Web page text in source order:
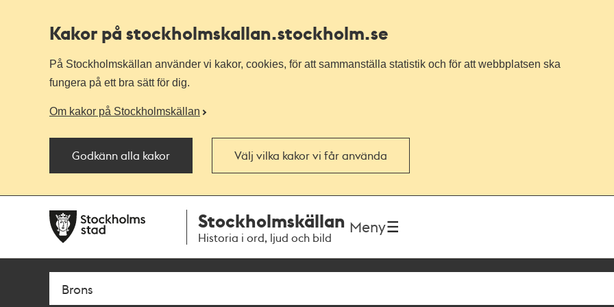
Kakor på stockholmskallan.stockholm.se
På Stockholmskällan använder vi kakor, cookies, för att sammanställa statistik och för att webbplatsen ska
fungera på ett bra sätt för dig.
Om kakor på Stockholmskällan
Godkänn alla kakor Välj vilka kakor vi får använda
navigationen
huvudinnehållet
Stockholmskällan
Historia i ord, ljud och bild
Meny
Sök